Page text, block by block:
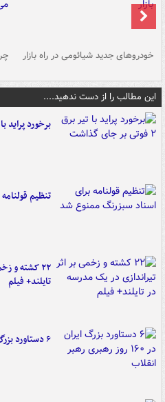
خودروهای جدید شیائومی در راه بازار
این مطالب را از دست ندهید....
برخورد پراید با تیر برق ۲
تنظیم
۲۲ کشته و
تایلند+ فیلم
۶ دستاورد بزرگ ایران در ۱۶۰ روز رهبری رهبر انقلاب